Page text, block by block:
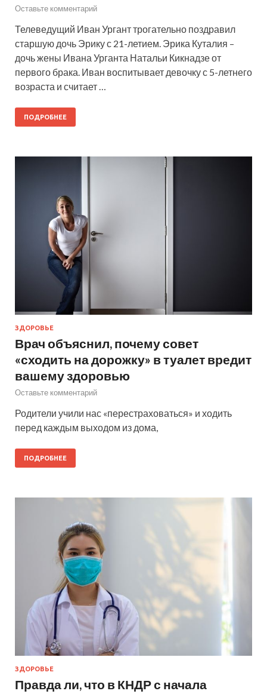
Оставьте комментарий
Телеведущий Иван Ургант трогательно поздравил
старшую дочь Эрику с 21-летием. Эрика Куталия –
дочь жены Ивана Урганта Натальи Кикнадзе от
первого брака. Иван воспитывает девочку с 5-летнего
возраста и считает …
ПОДРОБНЕЕ
ЗДОРОВЬЕ
Врач объяснил, почему совет
«сходить на дорожку» в туалет вредит
вашему здоровью
Оставьте комментарий
Родители учили нас «перестраховаться» и ходить
перед каждым выходом из дома,
ПОДРОБНЕЕ
ЗДОРОВЬЕ
Правда ли, что в КНДР с начала